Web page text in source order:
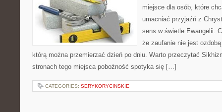
miejsce dla osób, które
umacniać przyjaźń z
sens w świetle Ewangelii.
że zaufanie nie jest
którą można przemierzać dzień po dniu. Warto przeczytać
stronach tego miejsca pobożność spotyka się […]
CATEGORIES: SERYKORYCINSKIE